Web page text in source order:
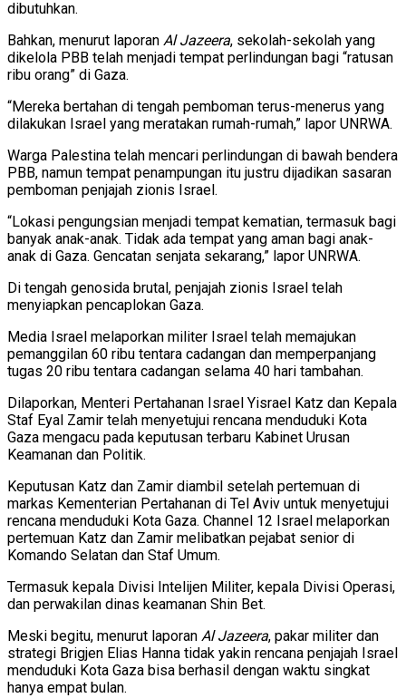
dibutuhkan.
Bahkan, menurut laporan Al Jazeera, sekolah-sekolah yang
dikelola PBB telah menjadi tempat perlindungan bagi “ratusan
ribu orang” di Gaza.
“Mereka bertahan di tengah pemboman terus-menerus yang
dilakukan Israel yang meratakan rumah-rumah,” lapor UNRWA.
Warga Palestina telah mencari perlindungan di bawah bendera
PBB, namun tempat penampungan itu justru dijadikan sasaran
pemboman penjajah zionis Israel.
“Lokasi pengungsian menjadi tempat kematian, termasuk bagi
banyak anak-anak. Tidak ada tempat yang aman bagi anak-
anak di Gaza. Gencatan senjata sekarang,” lapor UNRWA.
Di tengah genosida brutal, penjajah zionis Israel telah
menyiapkan pencaplokan Gaza.
Media Israel melaporkan militer Israel telah memajukan
pemanggilan 60 ribu tentara cadangan dan memperpanjang
tugas 20 ribu tentara cadangan selama 40 hari tambahan.
Dilaporkan, Menteri Pertahanan Israel Yisrael Katz dan Kepala
Staf Eyal Zamir telah menyetujui rencana menduduki Kota
Gaza mengacu pada keputusan terbaru Kabinet Urusan
Keamanan dan Politik.
Keputusan Katz dan Zamir diambil setelah pertemuan di
markas Kementerian Pertahanan di Tel Aviv untuk menyetujui
rencana menduduki Kota Gaza. Channel 12 Israel melaporkan
pertemuan Katz dan Zamir melibatkan pejabat senior di
Komando Selatan dan Staf Umum.
Termasuk kepala Divisi Intelijen Militer, kepala Divisi Operasi,
dan perwakilan dinas keamanan Shin Bet.
Meski begitu, menurut laporan Al Jazeera, pakar militer dan
strategi Brigjen Elias Hanna tidak yakin rencana penjajah Israel
menduduki Kota Gaza bisa berhasil dengan waktu singkat
hanya empat bulan.